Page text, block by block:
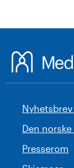
Den
Presserom